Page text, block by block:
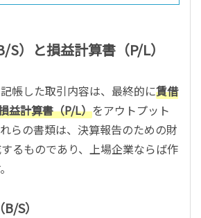
S）と損益計算書（P/L）
帳した取引内容は、最終的に賃借
益計算書（P/L）をアウトプット
らの書類は、決算報告のための財
るものであり、上場企業ならば作
S）